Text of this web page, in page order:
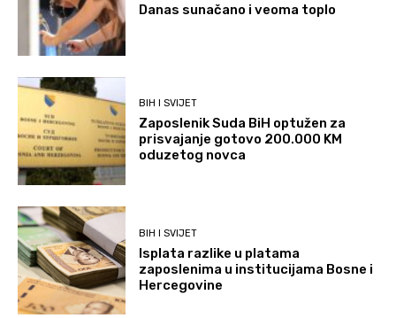
Danas sunačano i veoma toplo
BIH I SVIJET
Zaposlenik Suda BiH optužen za
prisvajanje gotovo 200.000 KM
oduzetog novca
BIH I SVIJET
Isplata razlike u platama
zaposlenima u institucijama Bosne i
Hercegovine